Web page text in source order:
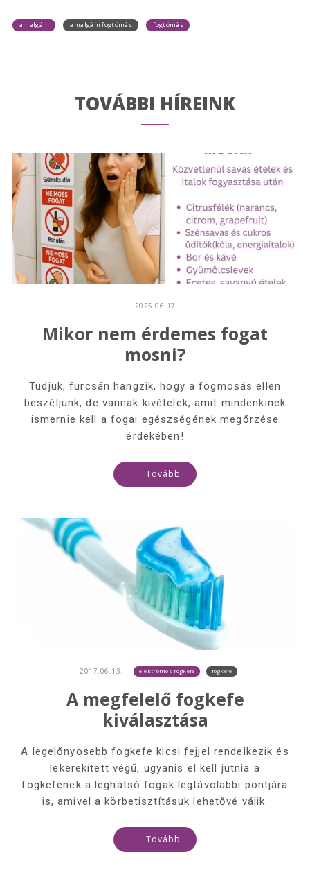
amalgám amalgám fogtömés fogtömés
TOVÁBBI HÍREINK
2025.06.17.
Mikor nem érdemes fogat
mosni?
Tudjuk, furcsán hangzik, hogy a fogmosás ellen
beszéljünk, de vannak kivételek, amit mindenkinek
ismernie kell a fogai egészségének megőrzése
érdekében!
Tovább
2017.06.13. elektromos fogkefe fogkefe
A megfelelő fogkefe
kiválasztása
A legelőnyösebb fogkefe kicsi fejjel rendelkezik és
lekerekített végű, ugyanis el kell jutnia a
fogkefének a leghátsó fogak legtávolabbi pontjára
is, amivel a körbetisztításuk lehetővé válik.
Tovább